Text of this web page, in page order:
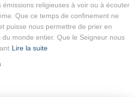
émissions religieuses à voir ou à écouter
Que ce temps de confinement ne
puisse nous permettre de prier en
monde entier. Que le Seigneur nous
Lire la suite